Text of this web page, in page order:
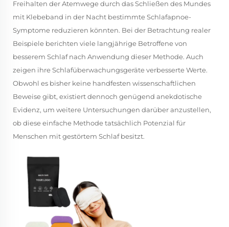
Freihalten der Atemwege durch das Schließen des Mundes
mit Klebeband in der Nacht bestimmte Schlafapnoe-
Symptome reduzieren könnten. Bei der Betrachtung realer
Beispiele berichten viele langjährige Betroffene von
besserem Schlaf nach Anwendung dieser Methode. Auch
zeigen ihre Schlafüberwachungsgeräte verbesserte Werte.
Obwohl es bisher keine handfesten wissenschaftlichen
Beweise gibt, existiert dennoch genügend anekdotische
Evidenz, um weitere Untersuchungen darüber anzustellen,
ob diese einfache Methode tatsächlich Potenzial für
Menschen mit gestörtem Schlaf besitzt.